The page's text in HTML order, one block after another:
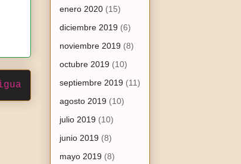
enero 2020 (15)
diciembre 2019 (6)
noviembre 2019 (8)
octubre 2019 (10)
septiembre 2019 (11)
agosto 2019 (10)
julio 2019 (10)
junio 2019 (8)
mayo 2019 (8)